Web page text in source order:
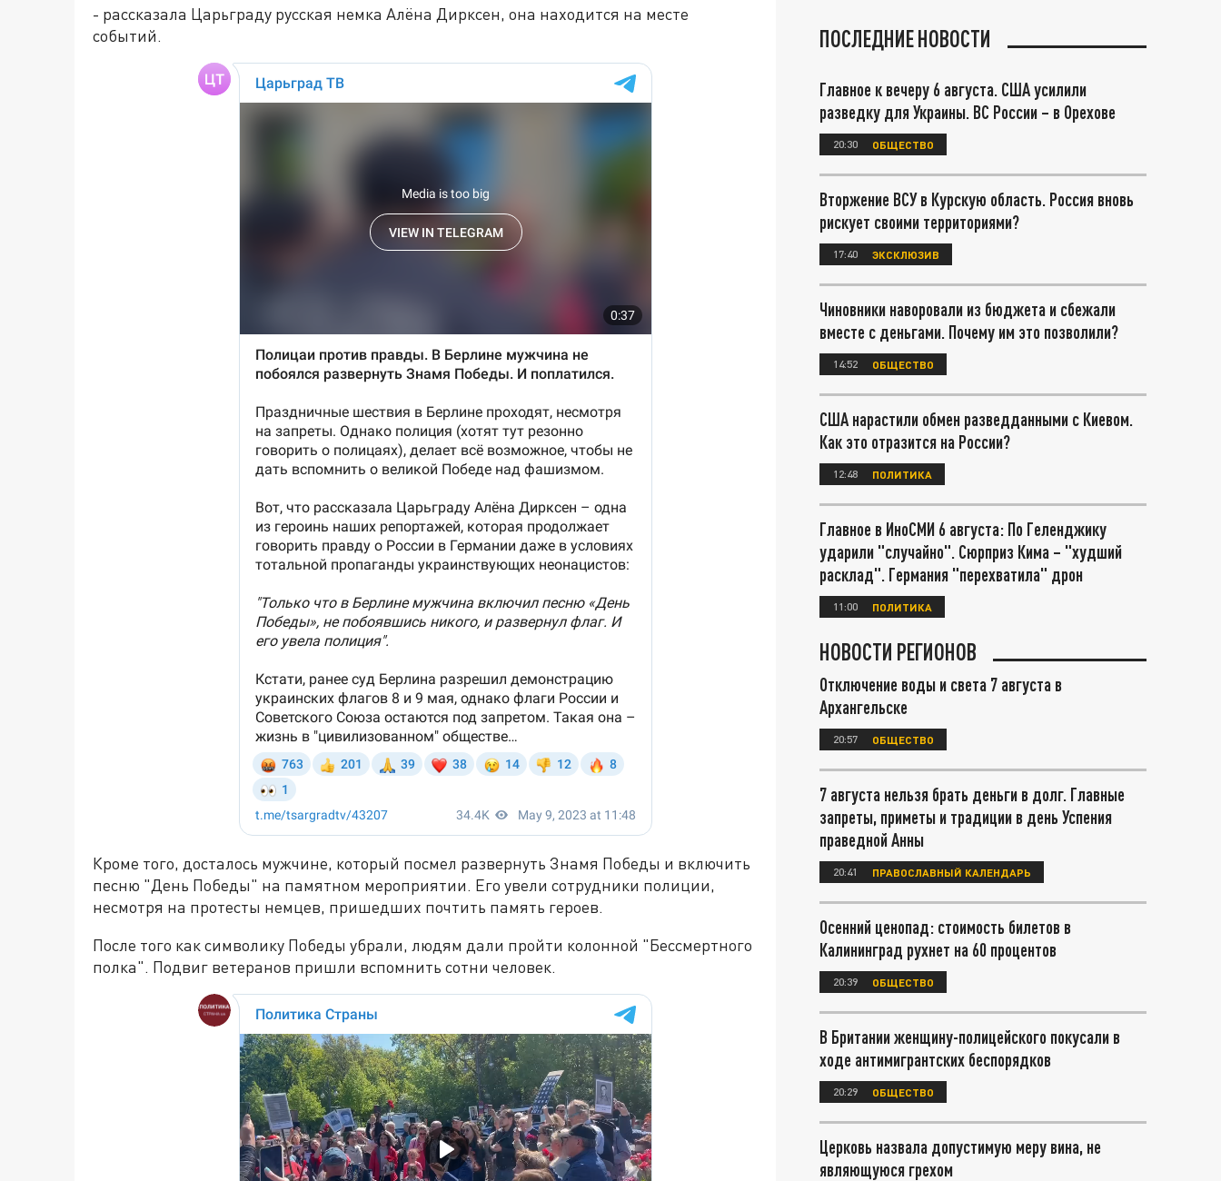
- рассказала Царьграду русская немка Алёна Дирксен, она находится на месте
событий.
Кроме того, досталось мужчине, который посмел развернуть Знамя Победы и включить
песню "День Победы" на памятном мероприятии. Его увели сотрудники полиции,
несмотря на протесты немцев, пришедших почтить память героев.
После того как символику Победы убрали, людям дали пройти колонной "Бессмертного
полка". Подвиг ветеранов пришли вспомнить сотни человек.
ПОСЛЕДНИЕ НОВОСТИ
Главное к вечеру 6 августа. США усилили
разведку для Украины. ВС России – в Орехове
20:30 ОБЩЕСТВО
Вторжение ВСУ в Курскую область. Россия вновь
рискует своими территориями?
17:40 ЭКСКЛЮЗИВ
Чиновники наворовали из бюджета и сбежали
вместе с деньгами. Почему им это позволили?
14:52 ОБЩЕСТВО
США нарастили обмен разведданными с Киевом.
Как это отразится на России?
12:48 ПОЛИТИКА
Главное в ИноСМИ 6 августа: По Геленджику
ударили "случайно". Сюрприз Кима – "худший
расклад". Германия "перехватила" дрон
11:00 ПОЛИТИКА
НОВОСТИ РЕГИОНОВ
Отключение воды и света 7 августа в
Архангельске
20:57 ОБЩЕСТВО
7 августа нельзя брать деньги в долг. Главные
запреты, приметы и традиции в день Успения
праведной Анны
20:41 ПРАВОСЛАВНЫЙ КАЛЕНДАРЬ
Осенний ценопад: стоимость билетов в
Калининград рухнет на 60 процентов
20:39 ОБЩЕСТВО
В Британии женщину-полицейского покусали в
ходе антимигрантских беспорядков
20:29 ОБЩЕСТВО
Церковь назвала допустимую меру вина, не
являющуюся грехом